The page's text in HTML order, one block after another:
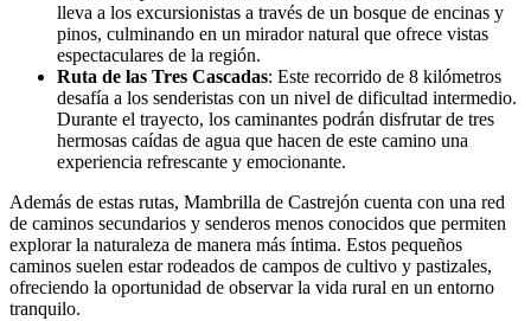
lleva a los excursionistas a través de un bosque de encinas y
pinos, culminando en un mirador natural que ofrece vistas
espectaculares de la región.
Ruta de las Tres Cascadas: Este recorrido de 8 kilómetros
desafía a los senderistas con un nivel de dificultad intermedio.
Durante el trayecto, los caminantes podrán disfrutar de tres
hermosas caídas de agua que hacen de este camino una
experiencia refrescante y emocionante.
Además de estas rutas, Mambrilla de Castrejón cuenta con una red
de caminos secundarios y senderos menos conocidos que permiten
explorar la naturaleza de manera más íntima. Estos pequeños
caminos suelen estar rodeados de campos de cultivo y pastizales,
ofreciendo la oportunidad de observar la vida rural en un entorno
tranquilo.